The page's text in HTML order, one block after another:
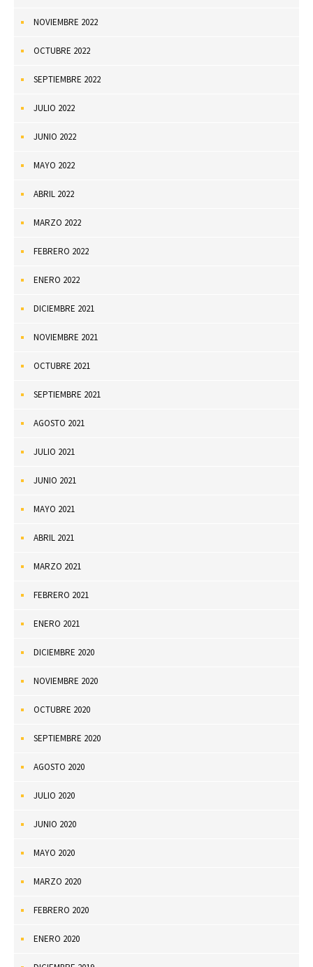
NOVIEMBRE 2022
OCTUBRE 2022
SEPTIEMBRE 2022
JULIO 2022
JUNIO 2022
MAYO 2022
ABRIL 2022
MARZO 2022
FEBRERO 2022
ENERO 2022
DICIEMBRE 2021
NOVIEMBRE 2021
OCTUBRE 2021
SEPTIEMBRE 2021
AGOSTO 2021
JULIO 2021
JUNIO 2021
MAYO 2021
ABRIL 2021
MARZO 2021
FEBRERO 2021
ENERO 2021
DICIEMBRE 2020
NOVIEMBRE 2020
OCTUBRE 2020
SEPTIEMBRE 2020
AGOSTO 2020
JULIO 2020
JUNIO 2020
MAYO 2020
MARZO 2020
FEBRERO 2020
ENERO 2020